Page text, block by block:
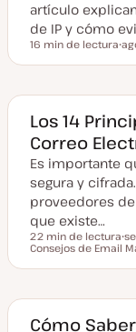
i
z
a
d
artículo
de IP y cómo
Tiempo de lectura
16 min de lectura
e
h
a
c
t
u
a
i
z
a
a
Los 14
Correo
Es importante
segura y
proveedores
que existe…
Tiempo de lectura
22 min de lectura
F
c
a
c
Consejos de Email
Cómo